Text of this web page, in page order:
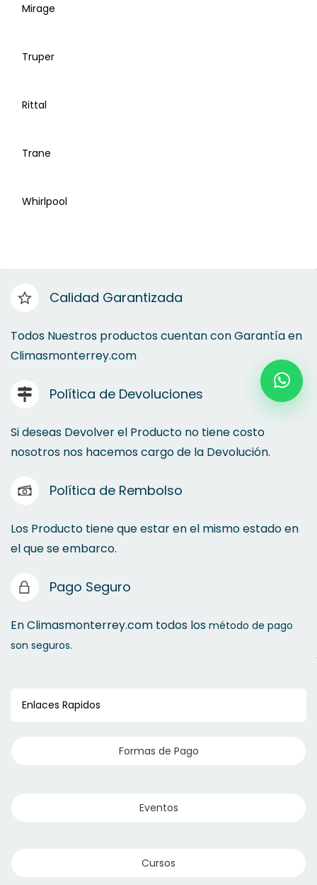
Mirage
Truper
Rittal
Trane
Whirlpool
Calidad Garantizada
Todos Nuestros productos cuentan con Garantía en
Climasmonterrey.com
Política de Devoluciones
Si deseas Devolver el Producto no tiene costo
nosotros nos hacemos cargo de la Devolución.
Política de Rembolso
Los Producto tiene que estar en el mismo estado en
el que se embarco.
Pago Seguro
En Climasmonterrey.com todos los método de pago
son seguros.
Enlaces Rapidos
Formas de Pago
Eventos
Cursos